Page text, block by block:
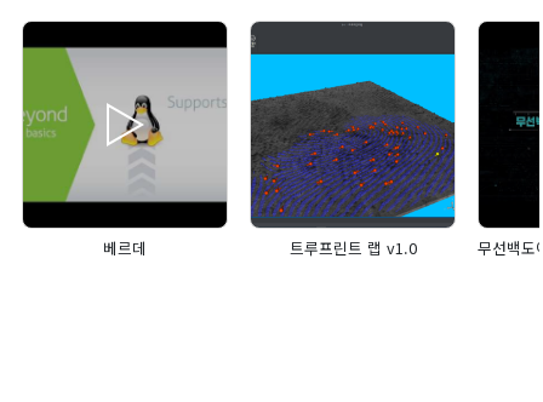
베르데 트루프린트 랩 v1.0